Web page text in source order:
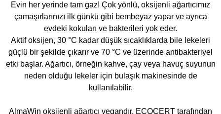
Evin her yerinde tam gaz! Çok yönlü, oksijenli ağartıcımız
çamaşırlarınızı ilk günkü gibi bembeyaz yapar ve ayrıca
evdeki kokuları ve bakterileri yok eder.
Aktif oksijen, 30 °C kadar düşük sıcaklıklarda bile lekeleri
güçlü bir şekilde çıkarır ve 70 °C ve üzerinde antibakteriyel
etki başlar. Ağartıcı, örneğin kahve, çay veya havuç suyunun
neden olduğu lekeler için bulaşık makinesinde de
kullanılabilir.
AlmaWin oksijenli ağartıcı vegandır, ECOCERT tarafından